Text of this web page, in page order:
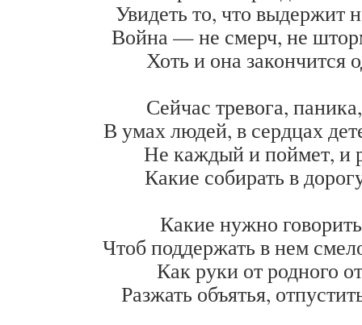
Увидеть то, что
Война — не смерч, не
Хоть и она закончится
Сейчас тревога,
В умах людей, в сердцах
Не каждый и поймет, и
Какие собирать в
Какие нужно
Чтоб поддержать в нем
Как руки от родного
Разжать объятья,